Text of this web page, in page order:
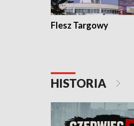
Flesz Targowy
HISTORIA